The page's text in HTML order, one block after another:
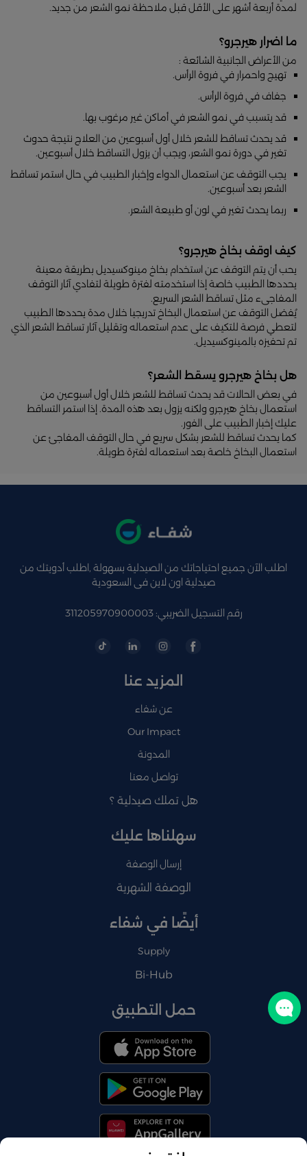
لمدة أربعة أشهر على الأقل قبل ملاحظة نمو الشعر من جديد.
ما اضرار هيرجرو؟
من الأعراض الجانبية الشائعة :
تهيج واحمرار في فروة الرأس.
جفاف في فروة الرأس.
قد يتسبب في نمو الشعر في أماكن غير مرغوب بها.
قد يحدث تساقط للشعر خلال أول أسبوعين من العلاج نتيجة حدوث
تغير في دورة نمو الشعر، ويجب أن يزول التساقط خلال أسبوعين.
يجب التوقف عن استعمال الدواء وإخبار الطبيب في حال استمر تساقط
الشعر بعد أسبوعين.
ربما يحدث تغير في لون أو طبيعة الشعر.
كيف اوقف بخاخ هيرجرو؟
يحب أن يتم التوقف عن استخدام بخاخ مينوكسيديل بطريقة معينة
يحددها الطبيب خاصة إذا استخدمته لفترة طويلة لتفادي آثار التوقف
المفاجىء مثل تساقط الشعر السريع.
يُفضل التوقف عن استعمال البخاخ تدريجيا خلال مدة يحددها الطبيب
لتعطي فرصة للتكيف على عدم استعماله وتقليل آثار تساقط الشعر الذي
تم تحفيزه بالمينوكسيديل.
هل بخاخ هيرجرو يسقط الشعر؟
في بعض الحالات قد يحدث تساقط للشعر خلال أول أسبوعين من
استعمال بخاخ هيرجرو ولكنه يزول بعد هذه المدة. إذا استمر التساقط
عليك إخبار الطبيب على الفور.
كما يحدث تساقط للشعر بشكل سريع في حال التوقف المفاجئ عن
استعمال البخاخ خاصة بعد استعماله لفترة طويلة.
اطلب الآن جميع احتياجاتك من الصيدلية بسهولة ,اطلب أدويتك من
صيدلية اون لاين فى السعودية
رقم التسجيل الضريبي: 311205970900003
المزيد عنا
عن شفاء
Our Impact
المدونة
تواصل معنا
هل تملك صيدلية ؟
سهلناها عليك
إرسال الوصفة
الوصفة الشهرية
أيضًا في شفاء
Supply
Bi-Hub
حمل التطبيق تواصل معنا